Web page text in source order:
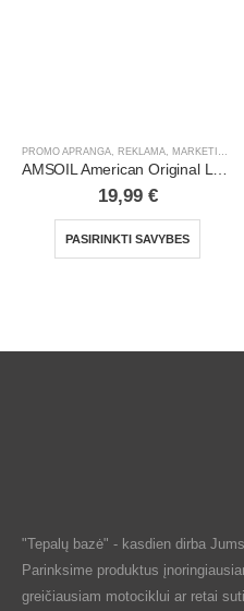
PROMO APRANGA, REKLAMA, MARKETINGAS
AMSOIL American Original Long Sleeve Shirt
19,99 €
PASIRINKTI SAVYBES
"Tepalų bazė" - kasdien dirba
Parinksime produktus
greičiausiam motociklui ar retai